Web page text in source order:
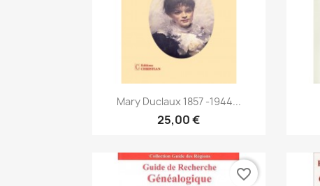
Anteprima
Mary Duclaux 1857 -1944...
25,00 €
favorite_border